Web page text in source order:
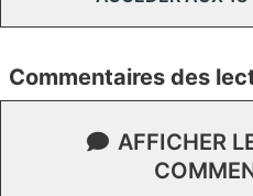
Commentaires des
AFFICHER